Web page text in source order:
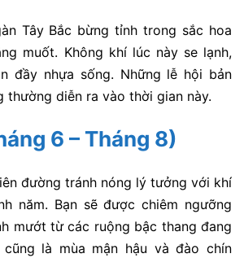
Tây Bắc bừng tỉnh trong sắc hoa
muốt. Không khí lúc này se lạnh,
đầy nhựa sống. Những lễ hội bản
thường diễn ra vào thời gian này.
6 – Tháng 8)
đường tránh nóng lý tưởng với khí
năm. Bạn sẽ được chiêm ngưỡng
mướt từ các ruộng bậc thang đang
là mùa mận hậu và đào chín